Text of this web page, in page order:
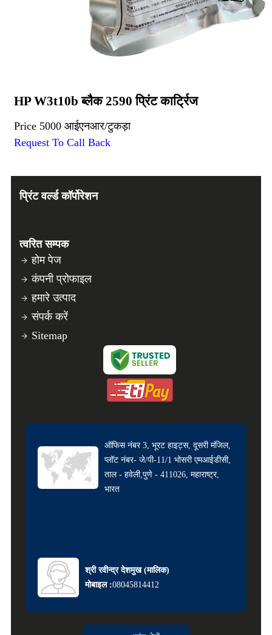
HP W3t10b ब्लैक 2590 प्रिंट कार्ट्रिज
Price 5000 आईएनआर/टुकड़ा
Request To Call Back
प्रिंट वर्ल्ड कॉर्पोरेशन
त्वरित सम्पक
होम पेज
कंपनी प्रोफाइल
हमारे उत्पाद
संपर्क करें
Sitemap
ऑफिस नंबर 3, भूरट हाइट्स, दूसरी मंजिल,
प्लॉट नंबर- जे/पी-11/1 भोसरी एमआईडीसी,
ताल - हवेली,पुणे - 411026, महाराष्ट्र,
भारत
श्री रवीन्द्र देशमुख(मालिक)
मोबाइल :08045814412